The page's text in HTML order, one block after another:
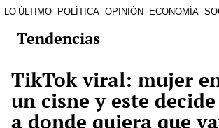
LO ÚLTIMO POLÍTICA OPINIÓN ECONOMÍA
Tendencias
TikTok viral: mujer
un cisne y este
a donde quiera que